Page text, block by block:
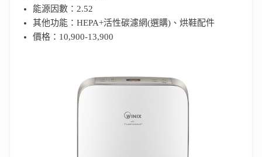
能源因數：2.52
其他功能：HEPA+活性碳濾網(選購)、烘鞋配件
價格：10,900-13,900